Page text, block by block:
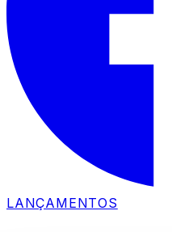
LANÇAMENTOS